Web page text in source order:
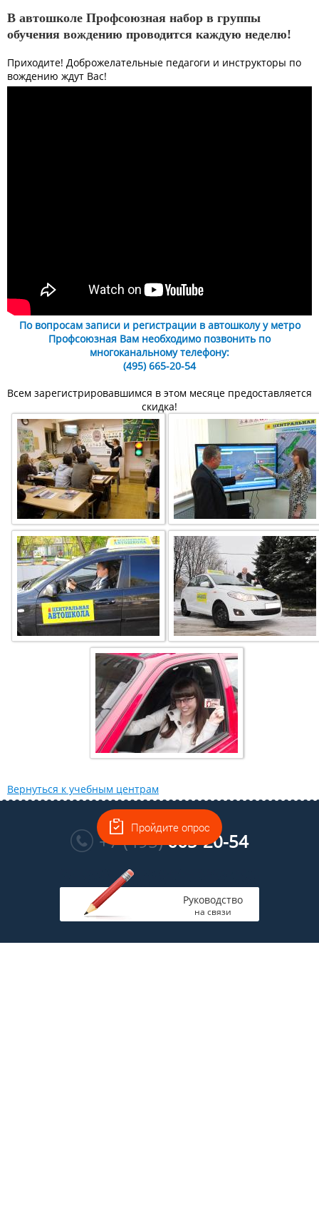
В автошколе Профсоюзная набор в группы
обучения вождению проводится каждую неделю!
Приходите! Доброжелательные педагоги и инструкторы по
вождению ждут Вас!
По вопросам записи и регистрации в автошколу у метро
Профсоюзная Вам необходимо позвонить по
многоканальному телефону:
(495) 665-20-54
Всем зарегистрировавшимся в этом месяце предоставляется
скидка!
Вернуться к учебным центрам
Многоканальный
+7 (495)665-20-54
Руководство
на связи
Пройдите опрос